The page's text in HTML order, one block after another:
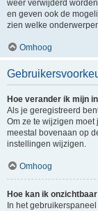
weer verwijderd
en geven ook de
zien welke
Omhoog
Hoe verander ik mijn
Als je geregistreerd
Om ze te wijzigen moet
meestal bovenaan op
instellingen wijzigen.
Omhoog
Hoe kan ik
In het